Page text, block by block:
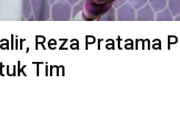
Reza Pratama
Tim